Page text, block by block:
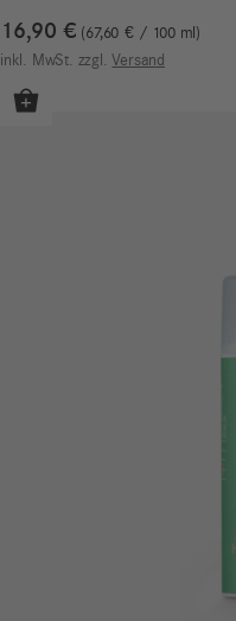
16,90 € 67,60€/ 100 ml
inkl. MwSt. zzgl. Versand